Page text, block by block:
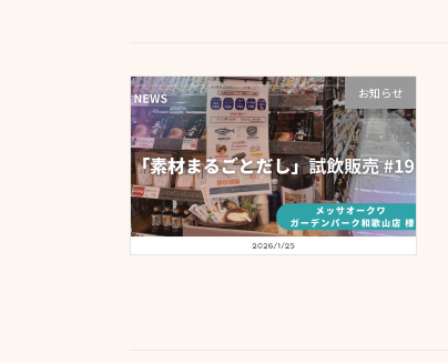
お知らせ